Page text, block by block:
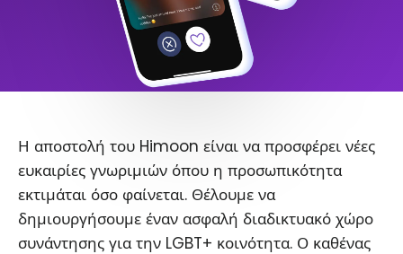
Η αποστολή του Himoon είναι να προσφέρει νέες
ευκαιρίες γνωριμιών όπου η προσωπικότητα
εκτιμάται όσο φαίνεται. Θέλουμε να
δημιουργήσουμε έναν ασφαλή διαδικτυακό χώρο
συνάντησης για την LGBT+ κοινότητα. Ο καθένας